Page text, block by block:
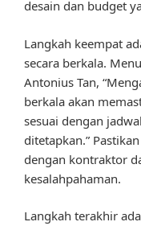
desain dan budget
Langkah keempat
secara berkala.
Antonius Tan,
berkala akan
sesuai dengan
ditetapkan.”
dengan kontraktor
kesalahpahaman.
Langkah terakhir